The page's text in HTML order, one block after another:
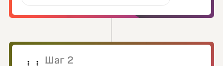
Под ваш бизнес
Шаг 2